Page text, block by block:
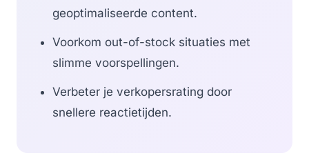
geoptimaliseerde content.
Voorkom out-of-stock situaties met
slimme voorspellingen.
Verbeter je verkopersrating door
snellere reactietijden.